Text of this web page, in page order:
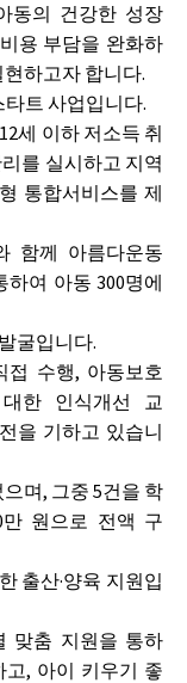
동의 건강한 성장
용 부담을 완화하
하고자 합니다.
트 사업입니다.
세 이하 저소득 취
를 실시하고 지역
통합서비스를 제
함께 아름다운동
여 아동 300명에
굴입니다.
접 수행, 아동보호
한 인식개선 교
을 기하고 있습니
며, 그중 5건을 학
만 원으로 전액 구
출산·양육 지원입
맞춤 지원을 통하
, 아이 키우기 좋